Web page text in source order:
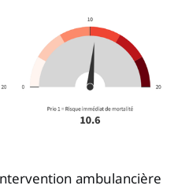
ambulancière